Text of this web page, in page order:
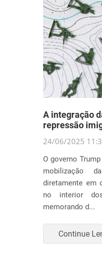
A integração
repressão
24/06/2025
mobilização
diretamente em
no interior
memorando d...
Continue